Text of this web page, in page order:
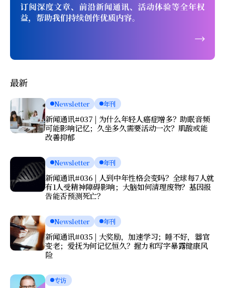
最新
Newsletter 年刊
新闻通讯#037 | 为什么年轻人癌症增多？助眠音频
可能影响记忆；久坐多久需要活动一次？肌酸或能
改善抑郁
Newsletter 年刊
新闻通讯#036 | 人到中年性格会变吗？全球每7人就
有1人受精神障碍影响；大脑如何清理废物？基因报
告能否预测死亡？
Newsletter 年刊
新闻通讯#035 | 大奖励，加速学习；睡不好，器官
变老；爱抚为何记忆恒久？握力和写字暴露健康风
险
专访